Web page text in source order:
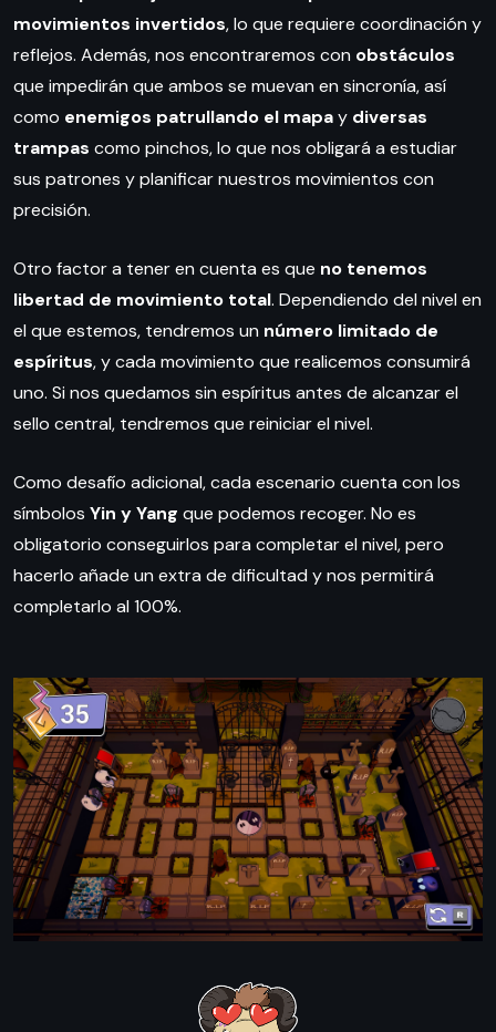
movimientos invertidos, lo que requiere coordinación y
reflejos. Además, nos encontraremos con obstáculos
que impedirán que ambos se muevan en sincronía, así
como enemigos patrullando el mapay diversas
trampas como pinchos, lo que nos obligará a estudiar
sus patrones y planificar nuestros movimientos con
precisión.
Otro factor a tener en cuenta es que no tenemos
libertad de movimiento total. Dependiendo del nivel en
el que estemos, tendremos un número limitado de
espíritus, y cada movimiento que realicemos consumirá
uno. Si nos quedamos sin espíritus antes de alcanzar el
sello central, tendremos que reiniciar el nivel.
Como desafío adicional, cada escenario cuenta con los
símbolos Yin y Yang que podemos recoger. No es
obligatorio conseguirlos para completar el nivel, pero
hacerlo añade un extra de dificultad y nos permitirá
completarlo al 100%.